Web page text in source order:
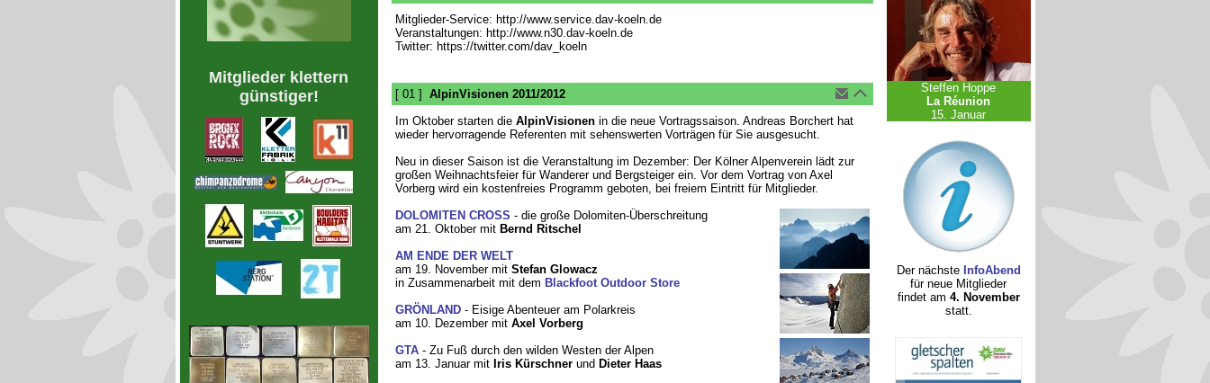
Mitglieder klettern
günstiger!
Mitglieder-Service: http://www.service.dav-koeln.de
Veranstaltungen: http://www.n30.dav-koeln.de
Twitter: https://twitter.com/dav_koeln
[ 01 ] AlpinVisionen 2011/2012
Im Oktober starten die AlpinVisionenin die neue Vortragssaison. Andreas Borchert hat
wieder hervorragende Referenten mit sehenswerten Vorträgen für Sie ausgesucht.
Neu in dieser Saison ist die Veranstaltung im Dezember: Der Kölner Alpenverein lädt zur
großen Weihnachtsfeier für Wanderer und Bergsteiger ein. Vor dem Vortrag von Axel
Vorberg wird ein kostenfreies Programm geboten, bei freiem Eintritt für Mitglieder.
DOLOMITEN CROSS - die große Dolomiten-Überschreitung
am 21. Oktober mit Bernd Ritschel
AM ENDE DER WELT
am 19. November mit Stefan Glowacz
in Zusammenarbeit mit dem Blackfoot Outdoor Store
GRÖNLAND- Eisige Abenteuer am Polarkreis
am 10. Dezember mit Axel Vorberg
GTA- Zu Fuß durch den wilden Westen der Alpen
am 13. Januar mit Iris Kürschnerund Dieter Haas
Steffen Hoppe
La Réunion
15. Januar
Der nächste InfoAbend
für neue Mitglieder
findet am 4. November
statt.